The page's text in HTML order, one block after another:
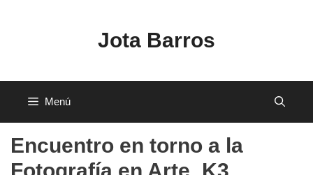
Jota Barros
Menú
Encuentro en torno a la